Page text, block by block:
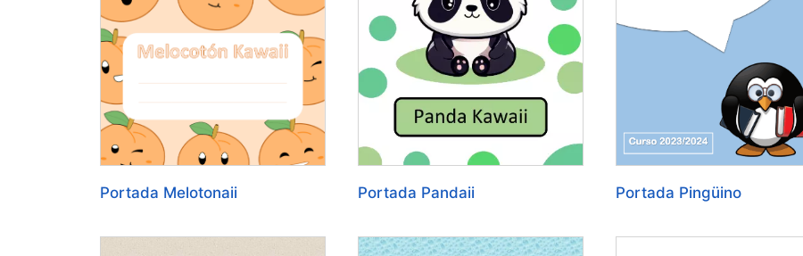
Portada Melotonaii Portada Pandaii Portada Pingüino